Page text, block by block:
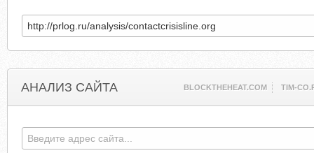
АНАЛИЗ САЙТА BLOCKTHEHEAT.COM TIM-